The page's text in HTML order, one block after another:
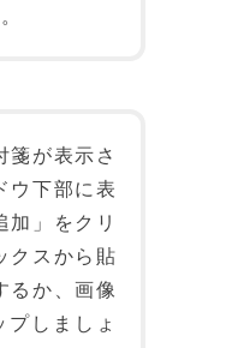
箋が表示さ
ウ下部に表
」をクリ
クスから貼
るか、画像
しましょ